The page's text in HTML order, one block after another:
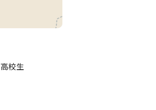
高校生